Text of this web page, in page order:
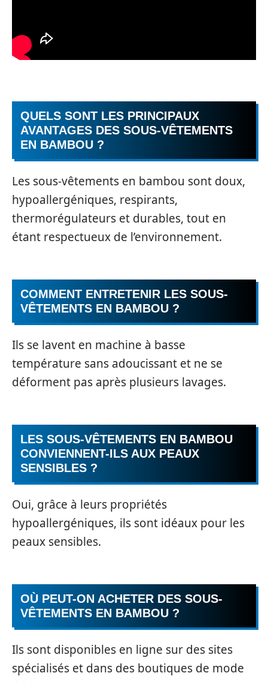
QUELS SONT LES PRINCIPAUX
AVANTAGES DES SOUS-VÊTEMENTS
EN BAMBOU ?
Les sous-vêtements en bambou sont doux,
hypoallergéniques, respirants,
thermorégulateurs et durables, tout en
étant respectueux de l’environnement.
COMMENT ENTRETENIR LES SOUS-
VÊTEMENTS EN BAMBOU ?
Ils se lavent en machine à basse
température sans adoucissant et ne se
déforment pas après plusieurs lavages.
LES SOUS-VÊTEMENTS EN BAMBOU
CONVIENNENT-ILS AUX PEAUX
SENSIBLES ?
Oui, grâce à leurs propriétés
hypoallergéniques, ils sont idéaux pour les
peaux sensibles.
OÙ PEUT-ON ACHETER DES SOUS-
VÊTEMENTS EN BAMBOU ?
Ils sont disponibles en ligne sur des sites
spécialisés et dans des boutiques de mode